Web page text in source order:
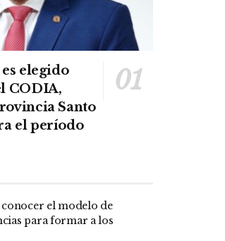
elegido
CODIA,
Santo
el período
conocer el modelo de
para formar a los